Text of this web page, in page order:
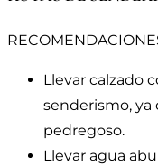
Llevar calzado
senderismo, ya
pedregoso.
Llevar agua